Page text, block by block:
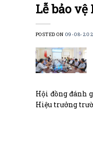
Lễ bảo
POSTED ON 09-08-
Hội đồng đánh
Hiệu trưởng